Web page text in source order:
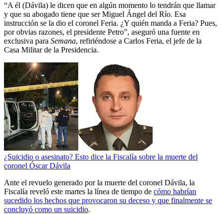
“A él (Dávila) le dicen que en algún momento lo tendrán que llamar
y que su abogado tiene que ser Miguel Ángel del Río. Esa
instrucción se la dio el coronel Feria. ¿Y quién manda a Feria? Pues,
por obvias razones, el presidente Petro”, aseguró una fuente en
exclusiva para Semana, refiriéndose a Carlos Feria, el jefe de la
Casa Militar de la Presidencia.
¿Suicidio o asesinato? Esto dice la Fiscalía sobre la muerte del
coronel Óscar Dávila
Ante el revuelo generado por la muerte del coronel Dávila, la
Fiscalía reveló este martes la línea de tiempo de cómo habrían
sucedido los hechos que provocaron su deceso y que finalmente se
concluyó como un suicidio.